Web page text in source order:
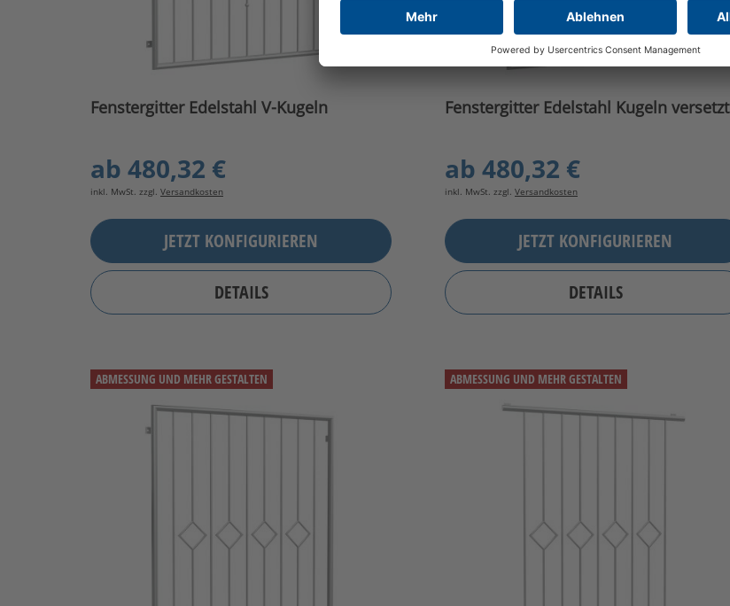
Fenstergitter Edelstahl V-Kugeln
ab 480,32 €
inkl. MwSt. zzgl. Versandkosten
JETZT KONFIGURIEREN
DETAILS
Fenstergitter Edelstahl Kugeln versetzt
ab 480,32 €
inkl. MwSt. zzgl. Versandkosten
JETZT KONFIGURIEREN
DETAILS
ABMESSUNG UND MEHR GESTALTEN ABMESSUNG UND MEHR GESTALTEN